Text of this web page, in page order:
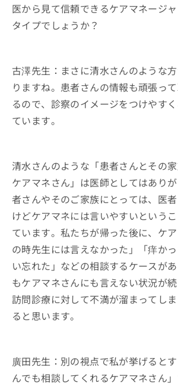
医から見て信頼できるケアマネージ
タイプでしょうか？
古澤先生：まさに清水さんのような
りますね。患者さんの情報も頑張っ
るので、診察のイメージをつけやす
ています。
清水さんのような「患者さんとその
ケアマネさん」は医師としてはあり
者さんやそのご家族にとっては、医
けどケアマネには言いやすいという
ています。私たちが帰った後に、ケ
の時先生には言えなかった」「痒か
い忘れた」などの相談するケースが
もケアマネさんにも言えない状況が続
訪問診療に対して不満が溜まってし
ると思います。
廣田先生：別の視点で私が挙げると
んでも相談してくれるケアマネさん